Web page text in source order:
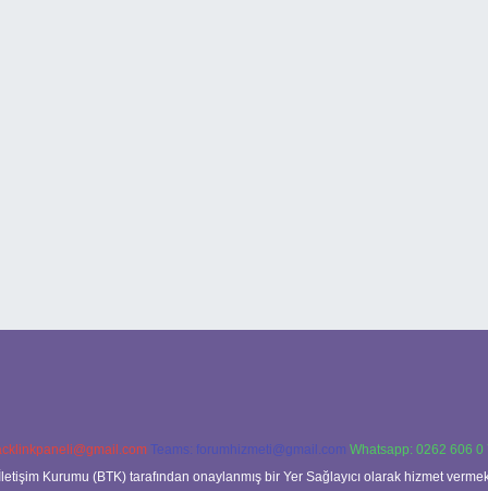
Teams: forumhizmeti@gmail.com Whatsapp: 0262 606 0
Kurumu (BTK) tarafından onaylanmış bir Yer Sağlayıcı olarak hizmet